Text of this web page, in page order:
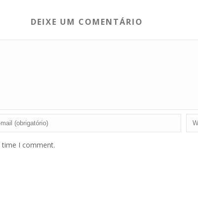
DEIXE UM COMENTÁRIO
time I comment.